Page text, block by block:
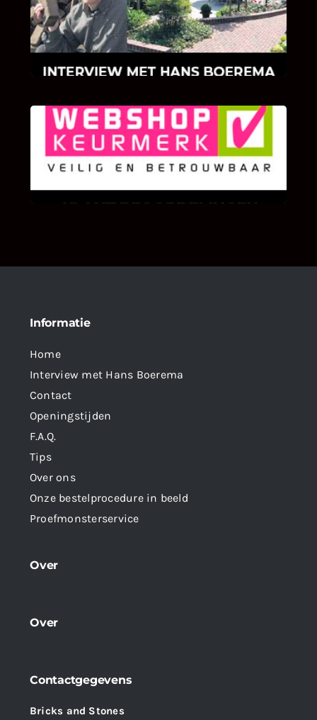
Hoe Bricks and Stones ontstaan is en wat
Hans Boerema motiveert in de wereld van
klinkers en tegels!
KLANT BEOORDELINGEN
We zijn er zeer op gesteld om te weten wat u
als klant van ons en onze diensten vindt.
Informatie
Home
Interview met Hans Boerema
Contact
Openingstijden
F.A.Q.
Tips
Over ons
Onze bestelprocedure in beeld
Proefmonsterservice
Over
Over
Contactgegevens
Bricks and Stones